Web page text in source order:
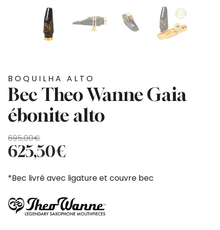
BOQUILHA ALTO
Bec Theo Wanne Gaia
ébonite alto
695,00€
O
preço
original
era:
625,50€
O
preço
atual
é:
*Bec livré avec ligature et couvre bec